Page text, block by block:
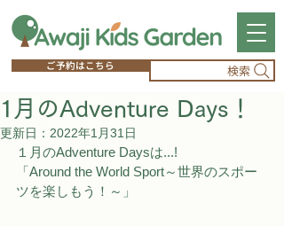
ご予約はこちら 検索
1月のAdventure Days！
更新日： 2022年1月31日
１月のAdventure Daysは...!
「Around the World Sport～世界のスポー
ツを楽しもう！～」